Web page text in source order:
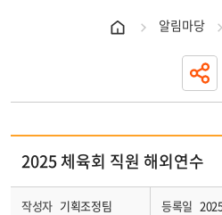
알림마당
2025 체육회 직원 해외연수
작성자 기획조정팀 등록일